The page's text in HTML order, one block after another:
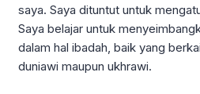
saya. Saya dituntut untuk
Saya belajar untuk
dalam hal ibadah, baik yang
duniawi maupun ukhrawi.